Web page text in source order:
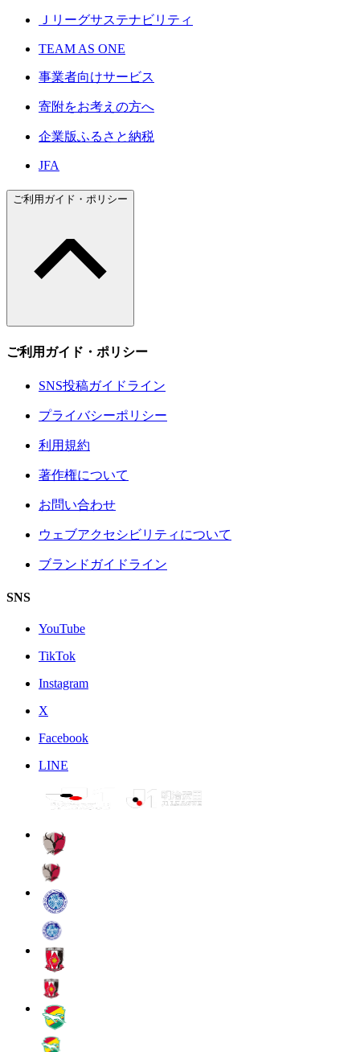
Ｊリーグサステナビリティ
TEAM AS ONE
事業者向けサービス
寄附をお考えの方へ
企業版ふるさと納税
JFA
ご利用ガイド・ポリシー
ご利用ガイド・ポリシー
SNS投稿ガイドライン
プライバシーポリシー
利用規約
著作権について
お問い合わせ
ウェブアクセシビリティについて
ブランドガイドライン
SNS
YouTube
TikTok
Instagram
X
Facebook
LINE